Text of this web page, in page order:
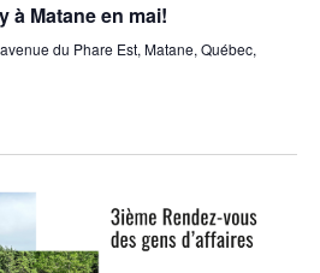
à Matane en mai!
du Phare Est, Matane, Québec,